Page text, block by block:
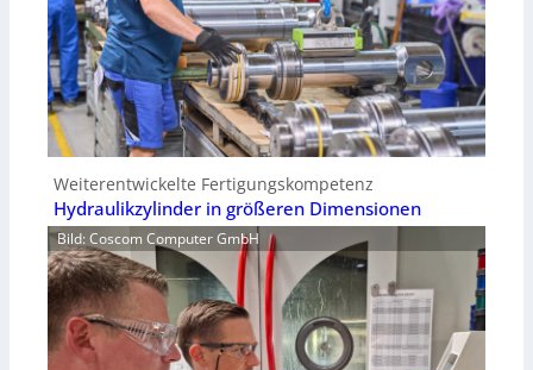
Weiterentwickelte Fertigungskompetenz
Hydraulikzylinder in größeren Dimensionen
Bild: Coscom Computer GmbH